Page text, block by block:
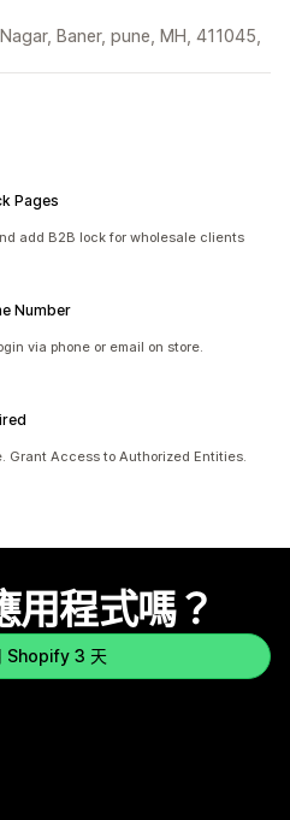
Baner, pune, MH, 411045,
Pages
add B2B lock for wholesale clients
Number
via phone or email on store.
Grant Access to Authorized Entities.
用程式嗎？
Shopify 3 天